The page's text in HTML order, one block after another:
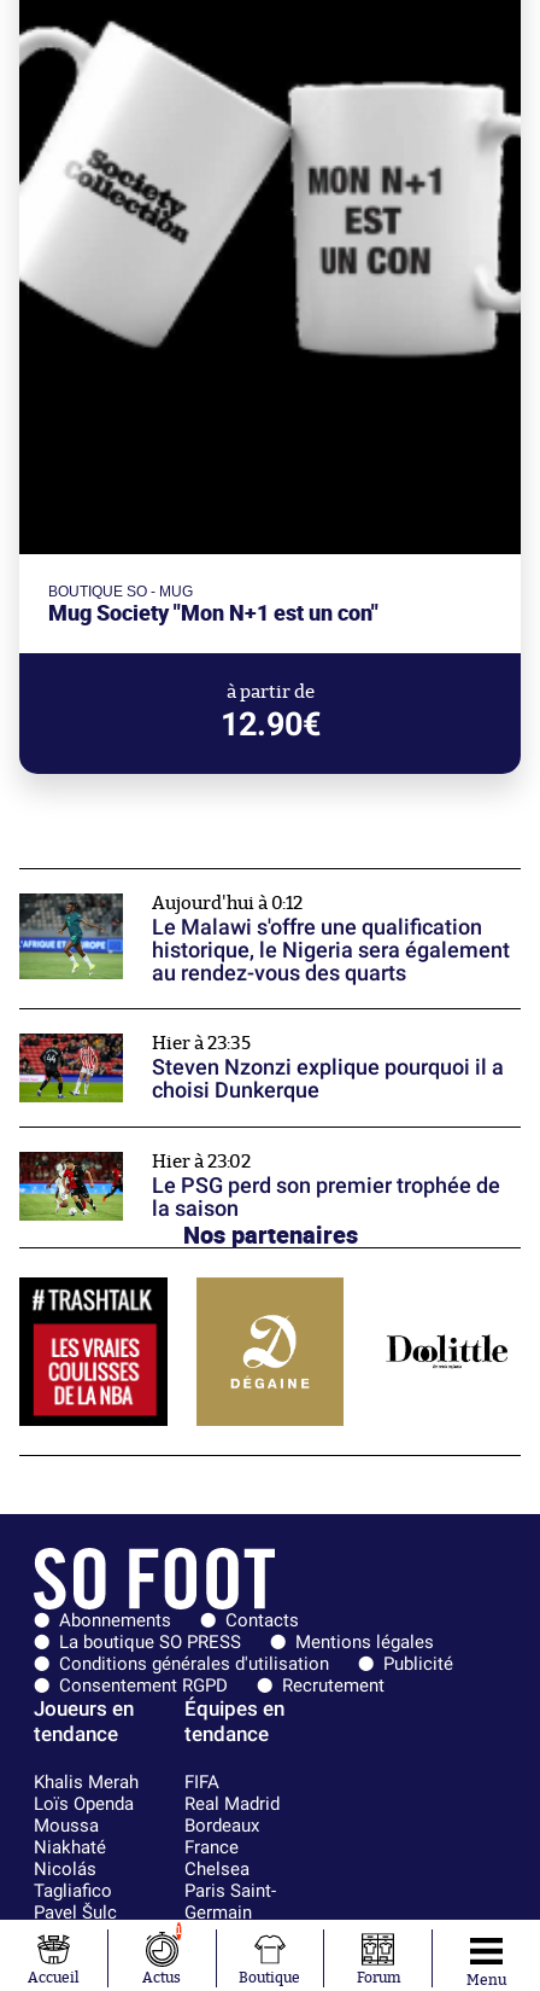
BOUTIQUE SO - MUG
Mug Society "Mon N+1 est un con"
à partir de
12.90€
Aujourd'hui à 0:12
Le Malawi s'offre une qualification
historique, le Nigeria sera également
au rendez-vous des quarts
Hier à 23:35
Steven Nzonzi explique pourquoi il a
choisi Dunkerque
Hier à 23:02
Le PSG perd son premier trophée de
la saison
Nos partenaires
Abonnements
Contacts
La boutique SO PRESS
Mentions légales
Conditions générales d'utilisation
Publicité
Consentement RGPD
Recrutement
Joueurs en
tendance
Khalis Merah
Loïs Openda
Moussa
Niakhaté
Nicolás
Tagliafico
Pavel Šulc
Gauthier Hein
Lionel Messi
Gonzalo
Équipes en
tendance
FIFA
Real Madrid
Bordeaux
France
Chelsea
Paris Saint-
Germain
Olympique
AC Milan
Accueil
1
Actus Boutique Forum Menu